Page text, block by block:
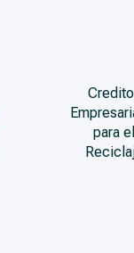
para el